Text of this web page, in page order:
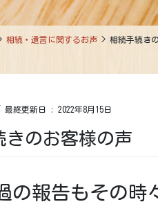
相続・遺言に関するお声 相続手続き
最終更新日 :2022年8月15日
きのお客様の声
の報告もその時